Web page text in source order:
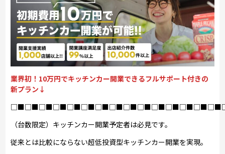
業界初！10万円でキッチンカー開業できるフルサポート付きの
新プラン↓
（台数限定）キッチンカー開業予定者は必見です。
従来とは比較にならない超低投資型キッチンカー開業を実現。